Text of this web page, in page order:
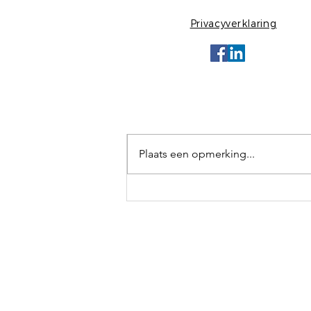
Plaats een opmerking...
Privacyverklaring